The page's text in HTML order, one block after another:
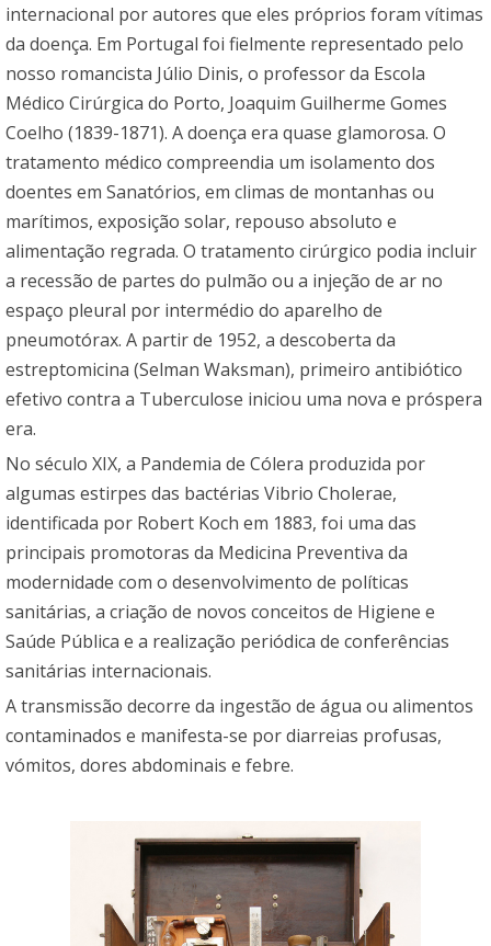
internacional por autores que eles próprios foram vítimas
da doença. Em Portugal foi fielmente representado pelo
nosso romancista Júlio Dinis, o professor da Escola
Médico Cirúrgica do Porto, Joaquim Guilherme Gomes
Coelho (1839-1871). A doença era quase glamorosa. O
tratamento médico compreendia um isolamento dos
doentes em Sanatórios, em climas de montanhas ou
marítimos, exposição solar, repouso absoluto e
alimentação regrada. O tratamento cirúrgico podia incluir
a recessão de partes do pulmão ou a injeção de ar no
espaço pleural por intermédio do aparelho de
pneumotórax. A partir de 1952, a descoberta da
estreptomicina (Selman Waksman), primeiro antibiótico
efetivo contra a Tuberculose iniciou uma nova e próspera
era.
No século XIX, a Pandemia de Cólera produzida por
algumas estirpes das bactérias Vibrio Cholerae,
identificada por Robert Koch em 1883, foi uma das
principais promotoras da Medicina Preventiva da
modernidade com o desenvolvimento de políticas
sanitárias, a criação de novos conceitos de Higiene e
Saúde Pública e a realização periódica de conferências
sanitárias internacionais.
A transmissão decorre da ingestão de água ou alimentos
contaminados e manifesta-se por diarreias profusas,
vómitos, dores abdominais e febre.